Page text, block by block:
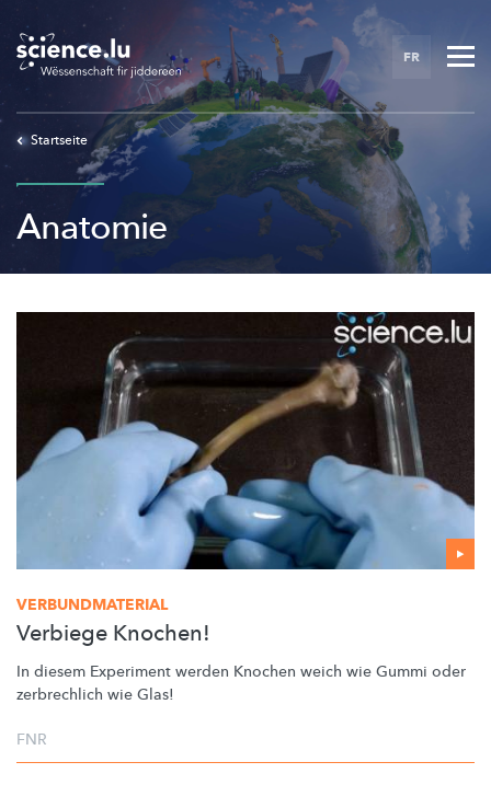
main
content
FR
Startseite
Anatomie
VERBUNDMATERIAL
Verbiege Knochen!
In diesem Experiment werden Knochen weich wie Gummi oder
zerbrechlich wie Glas!
FNR